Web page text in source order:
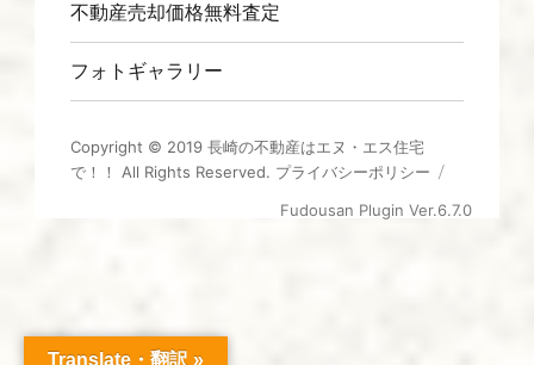
不動産売却価格無料査定
フォトギャラリー
Copyright © 2019 長崎の不動産はエヌ・エス住宅
で！！
All Rights Reserved. プライバシーポリシー
Fudousan Plugin Ver.6.7.0
Translate・翻訳 »